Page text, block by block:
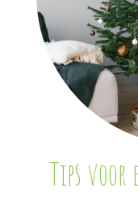
Tips